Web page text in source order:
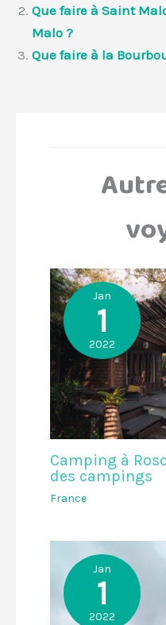
Que faire à Saint
Malo ?
Que faire à la
Jan
1
2022
Camping à
des campings
France
Jan
1
2022